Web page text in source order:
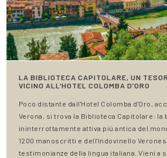
LA BIBLIOTECA CAPITOLARE, UN
VICINO ALL’HOTEL COLOMBA D’ORO
Poco distante dall'Hotel Colomba d'Oro,
Verona, si trova la Biblioteca Capitolare: la
ininterrottamente attiva più antica del
1200 manoscritti e dell'Indovinello
testimonianze della lingua italiana. Vieni a